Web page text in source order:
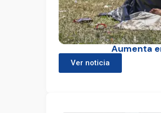
Aumenta
Ver noticia